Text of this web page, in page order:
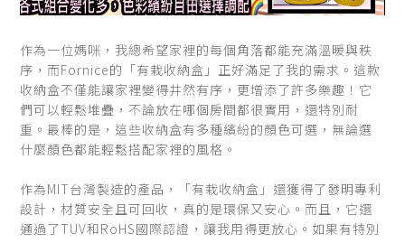
作為一位媽咪，我總希望家裡的每個角落都能充滿溫暖與秩
序，而Fornice的「有栽收納盒」正好滿足了我的需求。這款
收納盒不僅能讓家裡變得井然有序，更增添了許多樂趣！它
們可以輕鬆堆疊，不論放在哪個房間都很實用，還特別耐
重。最棒的是，這些收納盒有多種繽紛的顏色可選，無論選
什麼顏色都能輕鬆搭配家裡的風格。
作為MIT台灣製造的產品，「有栽收納盒」還獲得了發明專利
設計，材質安全且可回收，真的是環保又安心。而且，它還
通過了TUV和RoHS國際認證，讓我用得更放心。如果有特別